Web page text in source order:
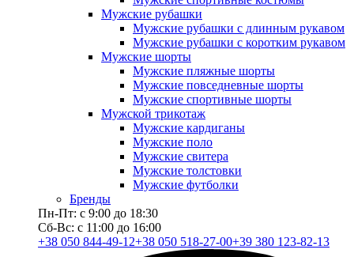
Мужские рубашки
Мужские рубашки с длинным рукавом
Мужские рубашки с коротким рукавом
Мужские шорты
Мужские пляжные шорты
Мужские повседневные шорты
Мужские спортивные шорты
Мужской трикотаж
Мужские кардиганы
Мужские поло
Мужские свитера
Мужские толстовки
Мужские футболки
Бренды
Пн-Пт: с 9:00 до 18:30
Сб-Вс: с 11:00 до 16:00
+38 050 844-49-12+38 050 518-27-00+39 380 123-82-13